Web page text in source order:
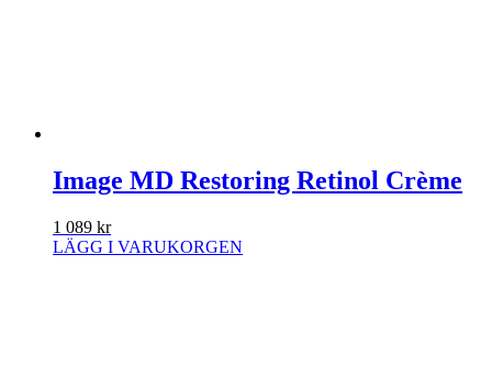
Image MD Restoring Retinol Crème
1 089 kr
LÄGG I VARUKORGEN